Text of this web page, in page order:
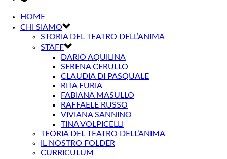
HOME
CHI SIAMO
STORIA DEL TEATRO DELL’ANIMA
STAFF
DARIO AQUILINA
SERENA CERULLO
CLAUDIA DI PASQUALE
RITA FURIA
FABIANA MASULLO
RAFFAELE RUSSO
VIVIANA SANNINO
TINA VOLPICELLI
TEORIA DEL TEATRO DELL’ANIMA
IL NOSTRO FOLDER
CURRICULUM